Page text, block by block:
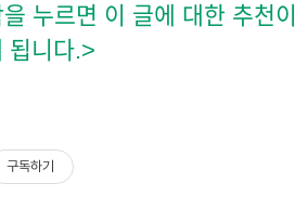
누르면 이 글에 대한 추천
됩니다.>
구독하기